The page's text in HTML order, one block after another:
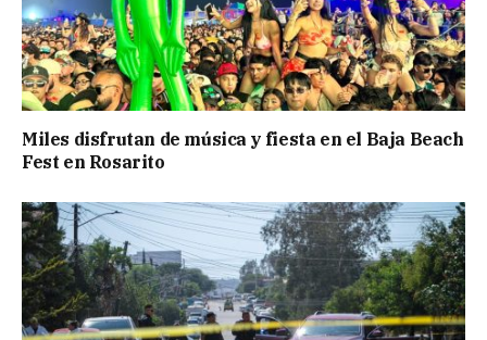
Miles disfrutan de música y fiesta en el Baja Beach
Fest en Rosarito